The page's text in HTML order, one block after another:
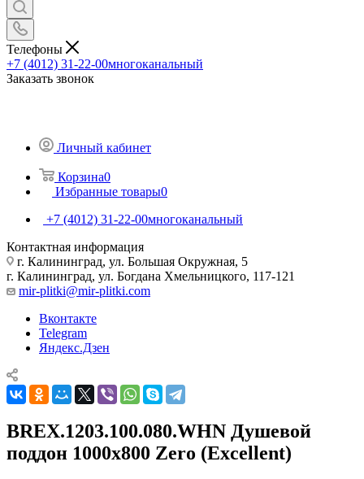
Телефоны
+7 (4012) 31-22-00многоканальный
Заказать звонок
Личный кабинет
Корзина0
Избранные товары0
+7 (4012) 31-22-00многоканальный
Контактная информация
г. Калининград, ул. Большая Окружная, 5
г. Калининград, ул. Богдана Хмельницкого, 117-121
mir-plitki@mir-plitki.com
Вконтакте
Telegram
Яндекс.Дзен
BREX.1203.100.080.WHN Душевой
поддон 1000х800 Zero (Excellent)